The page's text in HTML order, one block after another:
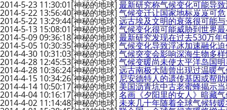
2014-5-23 11:30:01[神秘的地球] 最新研究称气候变化可能导
2014-5-22 13:56:40[神秘的地球] 气候变迁让国家地标岌岌可危
2014-5-22 13:29:44[神秘的地球] 远古埃及文明的衰落很可能
2014-5-13 15:08:01[神秘的地球] 气候变化很可能威胁到世界
2014-5-09 09:36:18[神秘的地球] 最新研究发现在过去530万年
2014-5-05 10:30:35[神秘的地球] 气候变化导致浮冰加速融化
2014-4-30 10:31:03[神秘的地球] 气候突变会影响深海生物多样
2014-4-28 12:45:53[神秘的地球] 气候变暖尚未使太平洋岛国
2014-4-28 10:36:24[神秘的地球] 远古南极大陆曾出现过温暖
2014-4-15 10:34:26[神秘的地球] 尼安德特人的遗传基因或帮
2014-4-14 10:50:17[神秘的地球] 美国沥青坑中古老蜜蜂揭示
2014-4-04 10:16:17[神秘的地球] 名画《夕阳里的女人》暗藏
2014-4-02 11:14:48[神秘的地球] 未来几十年随着全球气候转